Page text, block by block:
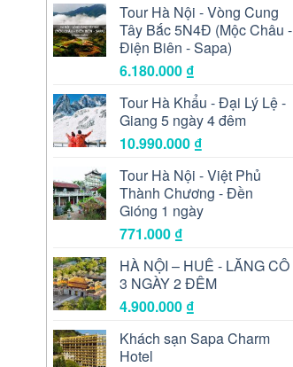
Tour Hà Nội - Vòng Cung
Tây Bắc 5N4Đ (Mộc Châu -
Điện Biên - Sapa)
6.180.000 ₫
Tour Hà Khẩu - Đại Lý Lệ -
Giang 5 ngày 4 đêm
10.990.000 ₫
Tour Hà Nội - Việt Phủ
Thành Chương - Đền
Gióng 1 ngày
771.000 ₫
HÀ NỘI – HUẾ - LĂNG CÔ
3 NGÀY 2 ĐÊM
4.900.000 ₫
Khách sạn Sapa Charm
Hotel